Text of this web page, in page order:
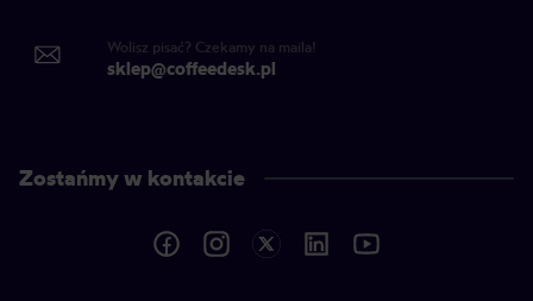
Wolisz pisać? Czekamy na maila!
sklep@coffeedesk.pl
Zostańmy w kontakcie